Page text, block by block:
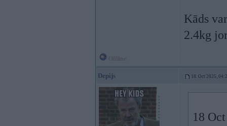
Kāds
2.4kg
Depijs 18. Oct 2025,
18